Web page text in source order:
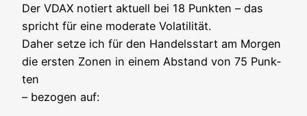
Der VDAX notiert aktu­ell bei 18 Punk­ten – das
spricht für eine mode­ra­te Vola­ti­li­tät.
Daher set­ze ich für den Han­dels­start am Mor­gen
die ers­ten Zonen in einem Abstand von 75 Punk­
ten
– bezo­gen auf: